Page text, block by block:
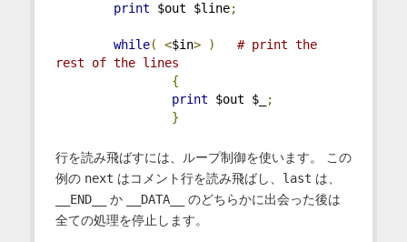
print $out $line;
while( <$in> )
# print the
rest of the lines
{
print $out $_
;
}
行を読み飛ばすには、ループ制御を使います。 この
例の next はコメント行を読み飛ばし、 last は、
__END__
か __DATA__
のどちらかに出会った後は
全ての処理を停止します。